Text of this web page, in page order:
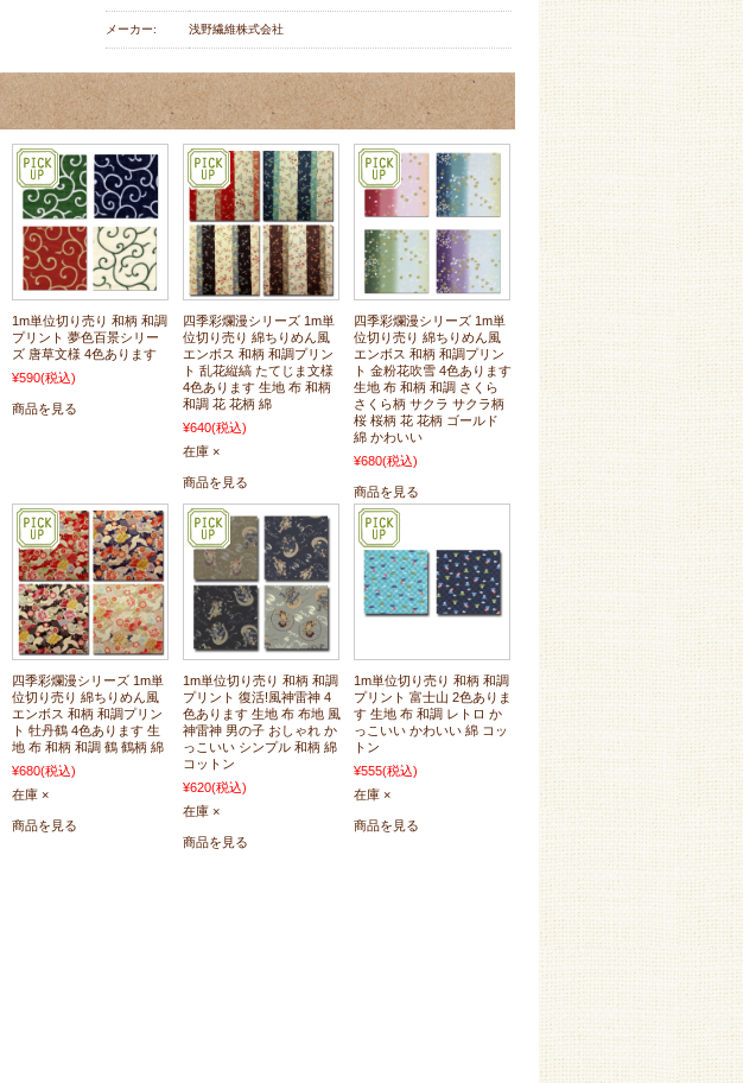
メーカー: 浅野繊維株式会社
1m単位切り売り 和柄 和調
プリント 夢色百景シリー
ズ 唐草文様 4色あります
¥590(税込)
商品を見る
四季彩爛漫シリーズ 1m単
位切り売り 綿ちりめん風
エンボス 和柄 和調プリン
ト 乱花縦縞 たてじま文様
4色あります 生地 布 和柄
和調 花 花柄 綿
¥640(税込)
在庫 ×
商品を見る
四季彩爛漫シリーズ 1m単
位切り売り 綿ちりめん風
エンボス 和柄 和調プリン
ト 金粉花吹雪 4色あります
生地 布 和柄 和調 さくら
さくら柄 サクラ サクラ柄
桜 桜柄 花 花柄 ゴールド
綿 かわいい
¥680(税込)
商品を見る
四季彩爛漫シリーズ 1m単
位切り売り 綿ちりめん風
エンボス 和柄 和調プリン
ト 牡丹鶴 4色あります 生
地 布 和柄 和調 鶴 鶴柄 綿
¥680(税込)
在庫 ×
商品を見る
1m単位切り売り 和柄 和調
プリント 復活!風神雷神 4
色あります 生地 布 布地 風
神雷神 男の子 おしゃれ か
っこいい シンプル 和柄 綿
コットン
¥620(税込)
在庫 ×
商品を見る
1m単位切り売り 和柄 和調
プリント 富士山 2色ありま
す 生地 布 和調 レトロ か
っこいい かわいい 綿 コッ
トン
¥555(税込)
在庫 ×
商品を見る